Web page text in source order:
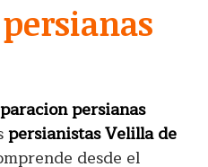
persianas
persianistas Velilla de
desde el